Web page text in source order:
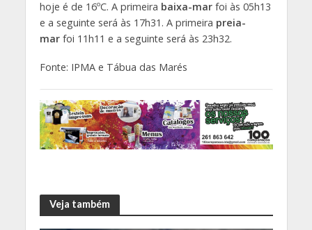
hoje é de 16ºC. A primeira baixa-mar foi às 05h13
e a seguinte será às 17h31. A primeira preia-
mar foi 11h11 e a seguinte será às 23h32.
Fonte: IPMA e Tábua das Marés
Veja também